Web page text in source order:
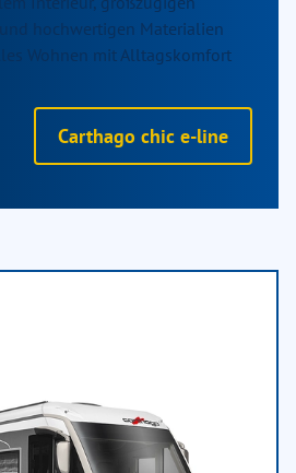
und hochwertigen Materialien
Wohnen mit Alltagskomfort
Carthago chic e-line